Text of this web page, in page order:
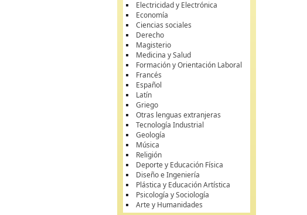
Electricidad y Electrónica
Economía
Ciencias sociales
Derecho
Magisterio
Medicina y Salud
Formación y Orientación Laboral
Francés
Español
Latín
Griego
Otras lenguas extranjeras
Tecnología Industrial
Geología
Música
Religión
Deporte y Educación Física
Diseño e Ingeniería
Plástica y Educación Artística
Psicología y Sociología
Arte y Humanidades